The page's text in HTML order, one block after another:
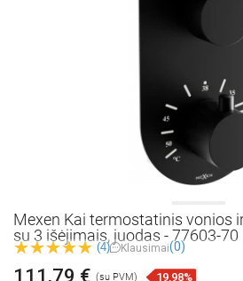
Mexen Kai termostatinis vonios
su 3 išėjimais, juodas - 77603-70
(4) Klausimai(0)
111,79 € (su PVM) 19,98%